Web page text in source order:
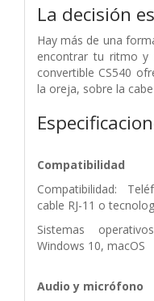
La decisión
Hay más de una
encontrar tu ritmo y
convertible CS540
la oreja, sobre la
Compatibilidad
Compatibilidad:
cable RJ-11 o
Sistemas
Windows 10, macOS
Audio y micrófono